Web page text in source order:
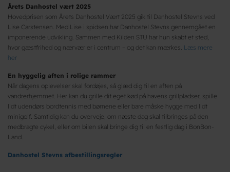
Årets Danhostel vært 2025
Hovedprisen som Årets Danhostel Vært 2025 gik til Danhostel Stevns ved
Lise Carstensen. Med Lise i spidsen har Danhostel Stevns gennemgået en
imponerende udvikling. Sammen med Kilden STU har hun skabt et sted,
hvor gæstfrihed og nærvær er i centrum – og det kan mærkes. Læs mere
her
En hyggelig aften i rolige rammer
Når dagens oplevelser skal fordøjes, så glæd dig til en aften på
vandrerhjemmet. Her kan du grille dit eget kød på havens grillpladser, spille
lidt udendørs bordtennis med børnene eller bare måske hygge med lidt
minigolf. Samtidig kan du overveje, om næste dag skal tilbringes på den
medbragte cykel, eller om bilen skal bringe dig til en festlig dag i BonBon-
Land.
Danhostel Stevns afbestillingsregler